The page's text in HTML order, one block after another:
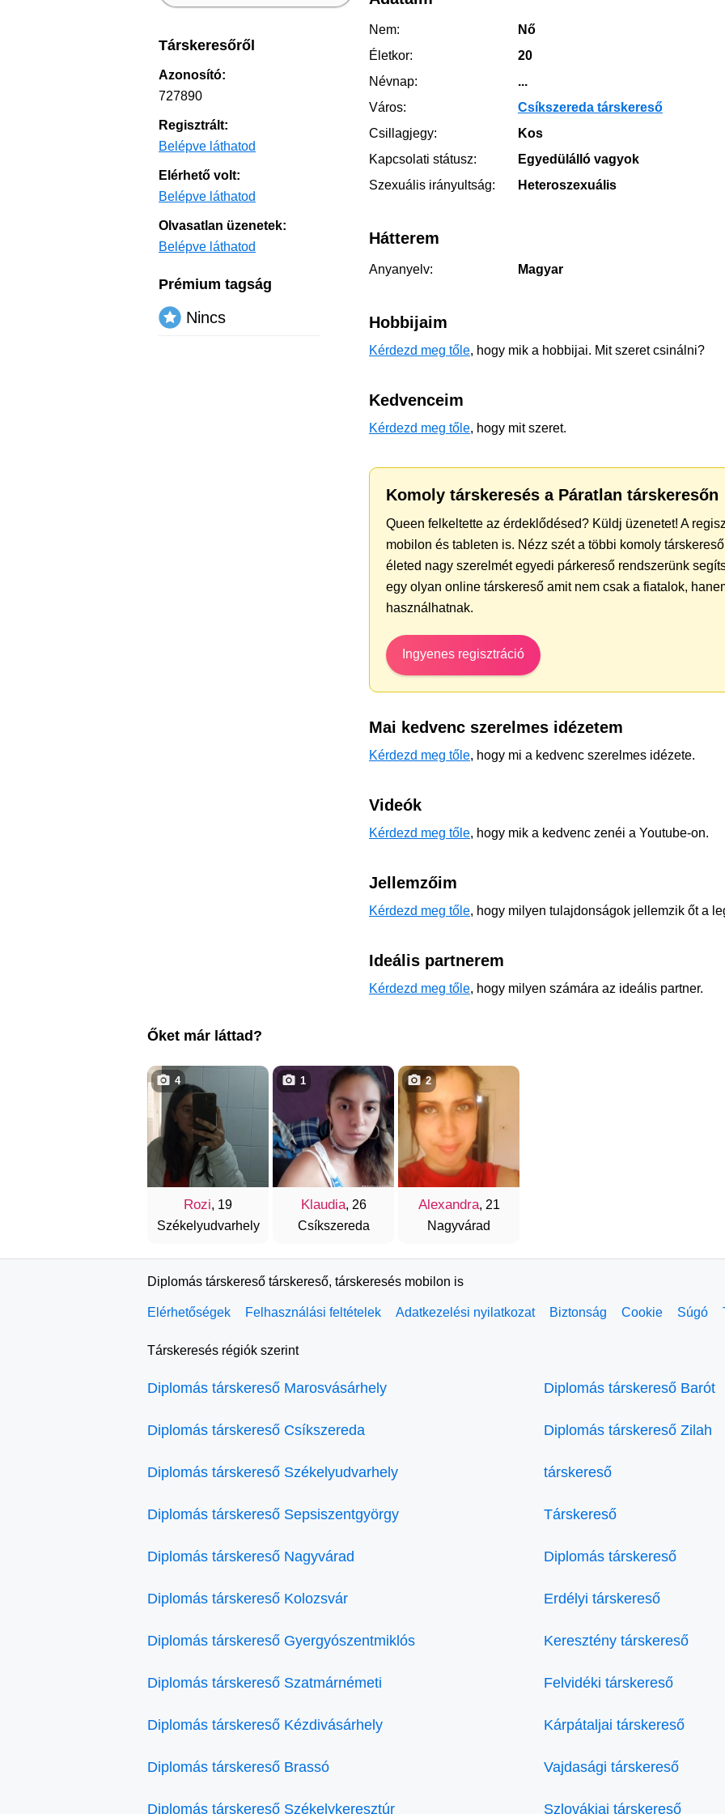
Nem:
Nő
Életkor:
20
Névnap:
...
Város:
Csíkszereda társkereső
Csillagjegy:
Kos
Kapcsolati státusz:
Egyedülálló vagyok
Szexuális irányultság:
Heteroszexuális
Hátterem
Anyanyelv: Magyar
Hobbijaim
Kérdezd meg tőle, hogy mik a hobbijai. Mit szeret csinálni?
Kedvenceim
Kérdezd meg tőle, hogy mit szeret.
Komoly társkeresés a Páratlan társkeresőn
Queen felkeltette az érdeklődésed? Küldj üzenetet! A
mobilon és tableten is. Nézz szét a többi komoly
életed nagy szerelmét egyedi párkereső rendszerünk
egy olyan online társkereső amit nem csak a fiatalok,
használhatnak.
Ingyenes regisztráció
Mai kedvenc szerelmes idézetem
Kérdezd meg tőle, hogy mi a kedvenc szerelmes idézete.
Videók
Kérdezd meg tőle, hogy mik a kedvenc zenéi a Youtube-on.
Jellemzőim
Kérdezd meg tőle, hogy milyen tulajdonságok jellemzik őt a
Ideális partnerem
Kérdezd meg tőle, hogy milyen számára az ideális partner.
Társkeresőről
Azonosító:
727890
Regisztrált:
Belépve láthatod
Elérhető volt:
Belépve láthatod
Olvasatlan üzenetek:
Belépve láthatod
Prémium tagság
Nincs
Őket már láttad?
Rozi, 19
Székelyudvarhely
4
Klaudia, 26
Csíkszereda
1
Alexandra, 21
Nagyvárad
2
Diplomás társkereső társkereső, társkeresés mobilon is
Elérhetőségek Felhasználási feltételek Adatkezelési nyilatkozat Biztonság Cookie Súgó
Társkeresés régiók szerint
Diplomás társkereső Marosvásárhely
Diplomás társkereső Csíkszereda
Diplomás társkereső Székelyudvarhely
Diplomás társkereső Sepsiszentgyörgy
Diplomás társkereső Nagyvárad
Diplomás társkereső Kolozsvár
Diplomás társkereső Gyergyószentmiklós
Diplomás társkereső Szatmárnémeti
Diplomás társkereső Kézdivásárhely
Diplomás társkereső Brassó
Diplomás társkereső Székelykeresztúr
Diplomás társkereső Barót
Diplomás társkereső Zilah
társkereső
Társkereső
Diplomás társkereső
Erdélyi társkereső
Keresztény társkereső
Felvidéki társkereső
Kárpátaljai társkereső
Vajdasági társkereső
Szlovákiai társkereső